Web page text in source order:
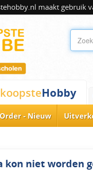
maakt gebruik
Hobby
- Nieuw
kon niet worden